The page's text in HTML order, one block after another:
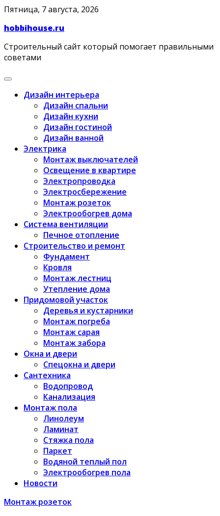
Skip
content
Пятница, 7 августа, 2026
hobbihouse.ru
Строительный сайт который помогает правильными
советами
Дизайн интерьера
Дизайн спальни
Дизайн кухни
Дизайн гостиной
Дизайн ванной
Электрика
Монтаж выключателей
Освещение в квартире
Электропроводка
Электросбережение
Монтаж розеток
Электрообогрев дома
Система вентиляции
Печное отопление
Строительство и ремонт
Фундамент
Кровля
Монтаж лестниц
Утепление дома
Придомовой участок
Деревья и кустарники
Монтаж погреба
Монтаж сарая
Монтаж забора
Окна и двери
Спецокна и двери
Сантехника
Водопровод
Канализация
Монтаж пола
Линолеум
Ламинат
Стяжка пола
Паркет
Водяной теплый пол
Электрообогрев пола
Новости
Монтаж розеток